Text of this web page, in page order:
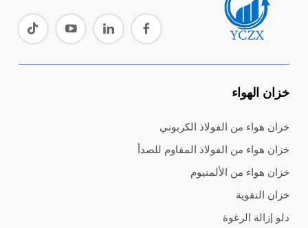
خزان الهواء
خزان هواء من الفولاذ الكربوني
خزان هواء من الفولاذ المقاوم للصدأ
خزان هواء من الألمنيوم
خزان التقوية
دلو إزالة الرغوة